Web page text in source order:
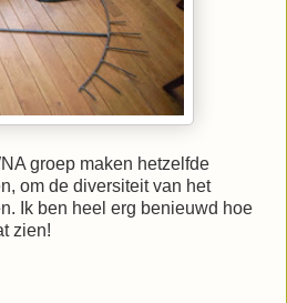
groep maken hetzelfde
om de diversiteit van het
Ik ben heel erg benieuwd hoe
zien!